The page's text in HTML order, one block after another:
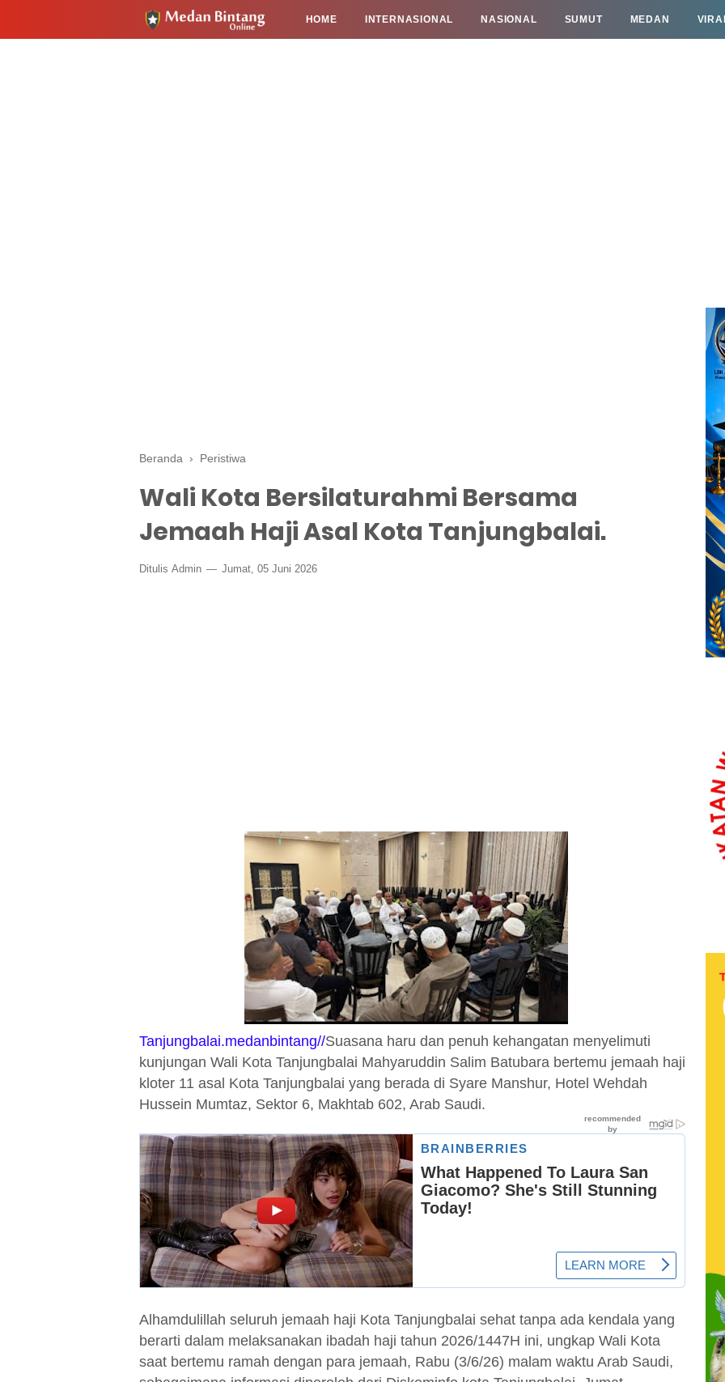
HOME INTERNASIONAL NASIONAL SUMUT MEDAN
Beranda › Peristiwa
Wali Kota Bersilaturahmi Bersama
Jemaah Haji Asal Kota Tanjungbalai.
Ditulis Admin Jumat, 05 Juni 2026
Tanjungbalai.medanbintang//Suasana haru dan penuh kehangatan menyelimuti
kunjungan Wali Kota Tanjungbalai Mahyaruddin Salim Batubara bertemu jemaah haji
kloter 11 asal Kota Tanjungbalai yang berada di Syare Manshur, Hotel Wehdah
Hussein Mumtaz, Sektor 6, Makhtab 602, Arab Saudi.
Alhamdulillah seluruh jemaah haji Kota Tanjungbalai sehat tanpa ada kendala yang
berarti dalam melaksanakan ibadah haji tahun 2026/1447H ini, ungkap Wali Kota
saat bertemu ramah dengan para jemaah, Rabu (3/6/26) malam waktu Arab Saudi,